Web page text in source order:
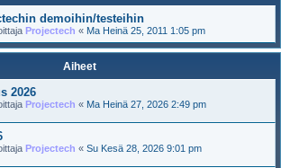
demoihin/testeihin
Projectech « Ma Heinä 25, 2011 1:05 pm
Aiheet
2026
Projectech « Ma Heinä 27, 2026 2:49 pm
Projectech « Su Kesä 28, 2026 9:01 pm